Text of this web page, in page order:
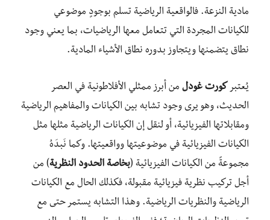
مادية النزعة. فالواقعية الرياضية تسلم بوجودٍ موضوعي
للكيانات المجردة التي تتعامل معها الرياضيات، بما يعني وجود
نطاق يتضمنها ويتجاوز بدوره نطاق الأشياء المادية.
يُعتبر كورت غودل من أبرز ممثلي الأفلاطونية في العصر
الحديث، وهو يرى وجود تشابه بين الكيانات والمفاهيم الرياضية
ومقابلاتها الفيزيائية، أو لنقل إن الكيانات الرياضية مثلها مثل
الكيانات الفيزيائية في موضوعيتها وواقعيتها. وكما نَبدَهُ
مجموعةً من الكيانات الفيزيائية (بخاصة الحدود النظرية) من
أجل تركيب نظرية فيزيائية مقبولة، فكذلك الحال مع الكيانات
الرياضية والنظريات الرياضية. وهذا التشابه يستمر حتى مع